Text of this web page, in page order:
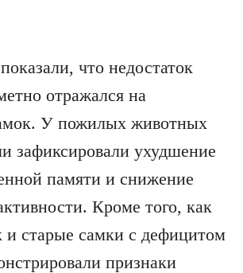
что недостаток
отражался на
У пожилых животных
зафиксировали ухудшение
памяти и снижение
Кроме того, как
и старые самки с дефицитом
признаки